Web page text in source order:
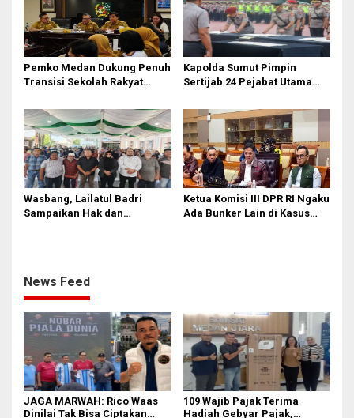
Pemko Medan Dukung Penuh
Transisi Sekolah Rakyat
Kapolda Sumut Pimpin
Sertijab 24 Pejabat Utama
Wasbang, Lailatul Badri
Sampaikan Hak dan
Ketua Komisi III DPR RI Ngaku
Ada Bunker Lain di Kasus
News Feed
JAGA MARWAH: Rico Waas
Dinilai Tak Bisa Ciptakan
109 Wajib Pajak Terima
Hadiah Gebyar Pajak,